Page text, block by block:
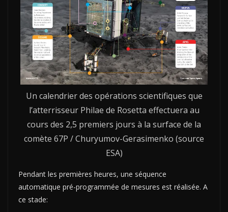
Un calendrier des opérations scientifiques que
l’atterrisseur Philae de Rosetta effectuera au
cours des 2,5 premiers jours à la surface de la
comète 67P / Churyumov-Gerasimenko (source
ESA)
Pendant les premières heures, une séquence
automatique pré-programmée de mesures est réalisée. A
ce stade: